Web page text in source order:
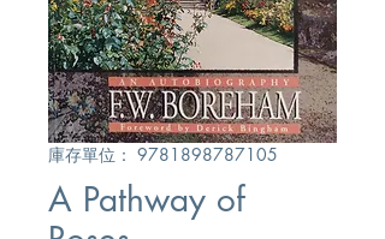
庫存單位： 9781898787105
A Pathway of